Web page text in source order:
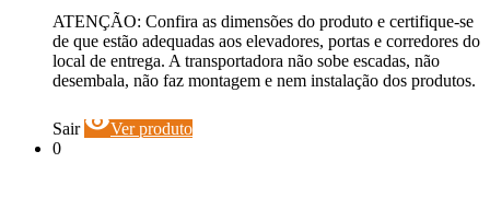
ATENÇÃO: Confira as dimensões do produto e certifique-se
de que estão adequadas aos elevadores, portas e corredores do
local de entrega. A transportadora não sobe escadas, não
desembala, não faz montagem e nem instalação dos produtos.
Sair visibilityVer produto
0